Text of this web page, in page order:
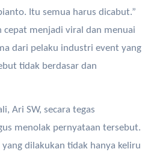
Itu semua harus dicabut.”
cepat menjadi viral dan menuai
dari pelaku industri event yang
tidak berdasar dan
Ari SW, secara tegas
menolak pernyataan tersebut.
yang dilakukan tidak hanya keliru